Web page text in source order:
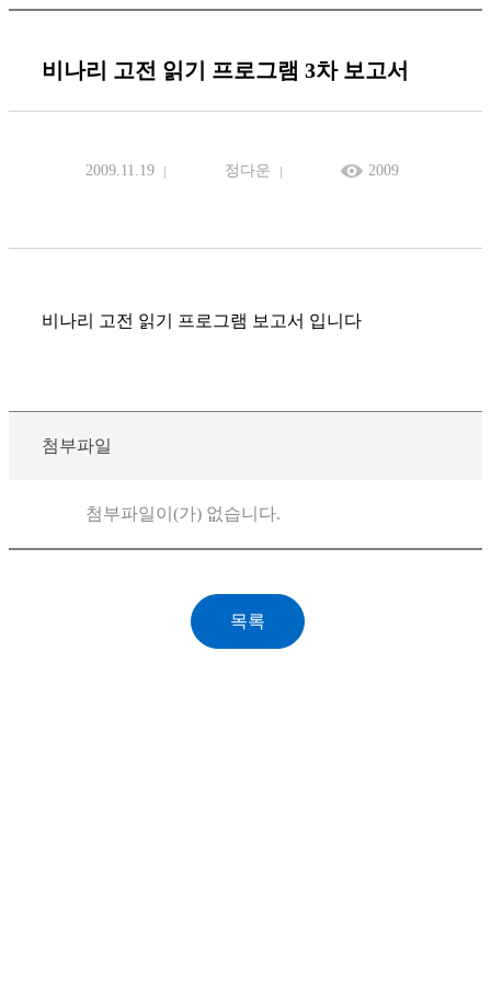
비나리 고전 읽기 프로그램 3차 보고서
2009.11.19 정다운 2009
비나리 고전 읽기 프로그램 보고서 입니다
첨부파일
첨부파일이(가) 없습니다.